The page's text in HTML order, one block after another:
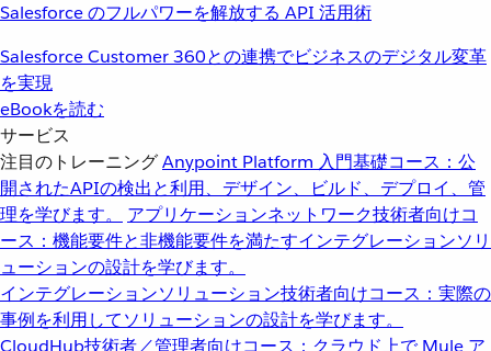
Salesforce のフルパワーを解放する API 活用術
Salesforce Customer 360との連携でビジネスのデジタル変革
を実現
eBookを読む
サービス
注目のトレーニングAnypoint Platform 入門基礎コース：公
開されたAPIの検出と利用、デザイン、ビルド、デプロイ、管
理を学びます。
アプリケーションネットワーク技術者向けコ
ース：機能要件と非機能要件を満たすインテグレーションソリ
ューションの設計を学びます。
インテグレーションソリューション技術者向けコース：実際の
事例を利用してソリューションの設計を学びます。
CloudHub技術者／管理者向けコース：クラウド上で Mule ア